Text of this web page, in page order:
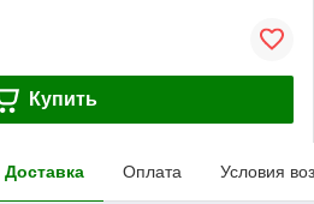
Купить
Доставка Оплата Условия